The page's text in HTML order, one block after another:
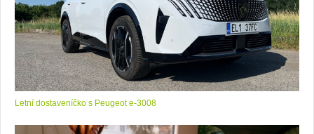
Letní dostaveníčko s Peugeot e-3008